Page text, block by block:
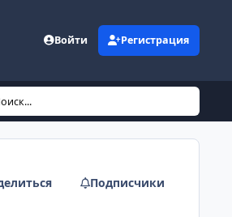
Войти Регистрация
Подписчики